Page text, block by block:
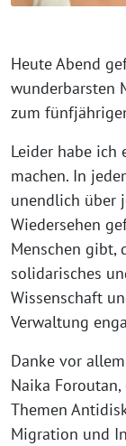
⁨Heute Abend
wunderbarsten
zum
Leider habe ich
machen. In
unendlich über
Wiedersehen
Menschen gibt,
solidarisches
Wissenschaft
Verwaltung
Danke vor
Naika
Themen
Migration und